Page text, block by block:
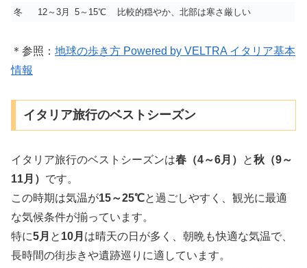
冬
12～3月 5～15℃ 比較的穏やか、北部は寒さ厳しい
＊参照： 地球の歩き方 Powered by VELTRA イタリア基本
情報
イタリア旅行のベストシーズン
イタリア旅行のベストシーズンは春（4～6月） と秋（9～
11月） です。
この時期は気温が15～25℃と過ごしやすく、観光に最適
な気候条件が揃っています。
特に5月 と 10月 は晴天の日が多く、朝晩も快適な気温で、
長時間の街歩きや遺跡巡りに適しています。